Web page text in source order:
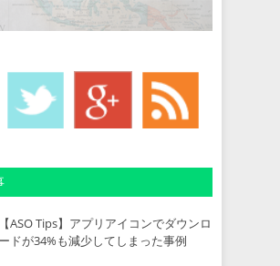
【ASO Tips】アプリアイコンでダウンロ
ードが34%も減少してしまった事例